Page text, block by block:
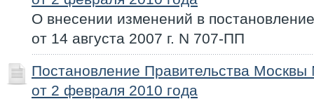
О внесении изменений в
от 14 августа 2007 г. N 707-ПП
Постановление Правительства
от 2 февраля 2010 года